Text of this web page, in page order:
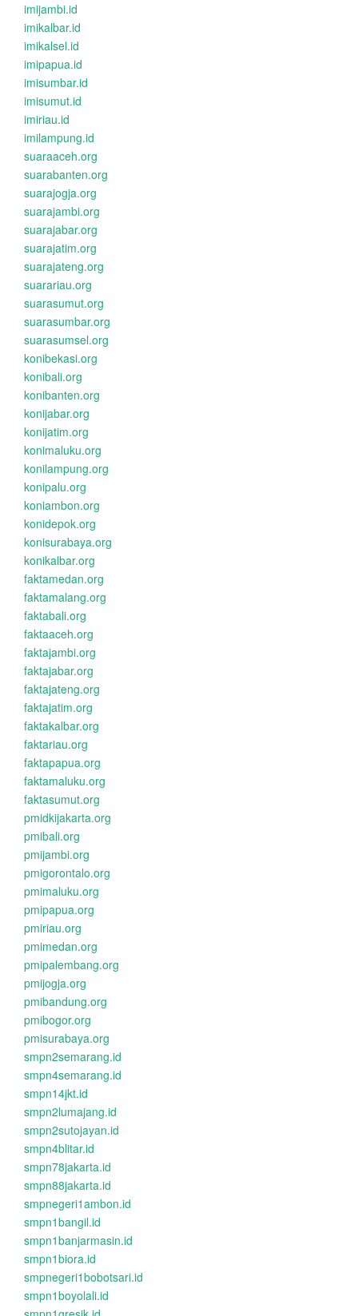
imijambi.id
imikalbar.id
imikalsel.id
imipapua.id
imisumbar.id
imisumut.id
imiriau.id
imilampung.id
suaraaceh.org
suarabanten.org
suarajogja.org
suarajambi.org
suarajabar.org
suarajatim.org
suarajateng.org
suarariau.org
suarasumut.org
suarasumbar.org
suarasumsel.org
konibekasi.org
konibali.org
konibanten.org
konijabar.org
konijatim.org
konimaluku.org
konilampung.org
konipalu.org
koniambon.org
konidepok.org
konisurabaya.org
konikalbar.org
faktamedan.org
faktamalang.org
faktabali.org
faktaaceh.org
faktajambi.org
faktajabar.org
faktajateng.org
faktajatim.org
faktakalbar.org
faktariau.org
faktapapua.org
faktamaluku.org
faktasumut.org
pmidkijakarta.org
pmibali.org
pmijambi.org
pmigorontalo.org
pmimaluku.org
pmipapua.org
pmiriau.org
pmimedan.org
pmipalembang.org
pmijogja.org
pmibandung.org
pmibogor.org
pmisurabaya.org
smpn2semarang.id
smpn4semarang.id
smpn14jkt.id
smpn2lumajang.id
smpn2sutojayan.id
smpn4blitar.id
smpn78jakarta.id
smpn88jakarta.id
smpnegeri1ambon.id
smpn1bangil.id
smpn1banjarmasin.id
smpn1biora.id
smpnegeri1bobotsari.id
smpn1boyolali.id